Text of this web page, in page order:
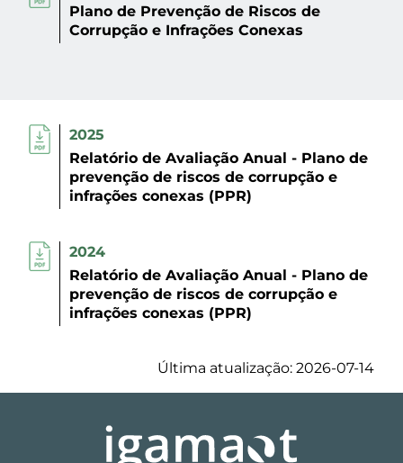
Plano de Prevenção de Riscos de
Corrupção e Infrações Conexas
2025
Relatório de Avaliação Anual - Plano de
prevenção de riscos de corrupção e
infrações conexas (PPR)
2024
Relatório de Avaliação Anual - Plano de
prevenção de riscos de corrupção e
infrações conexas (PPR)
Última atualização: 2026-07-14